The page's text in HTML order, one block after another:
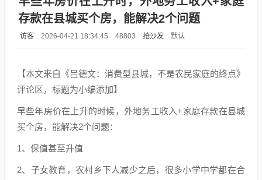
存款在县城买个房，能解决2个问题
访客 2026-04-21 18:34:45 48803 抢沙发 默认
【本文来自《吕德文：消费型县城，不是农民家庭的终点》
评论区，标题为小编添加】
早些年房价在上升的时候，外地务工收入+家庭存款在县城
买个房，能解决2个问题：
1、保值甚至升值
2、子女教育，农村乡下人减少之后，很多小学中学都在合